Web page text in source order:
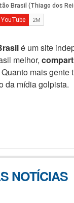
é um site
melhor,
Quanto mais gente
da mídia golpista.
NOTÍCIAS